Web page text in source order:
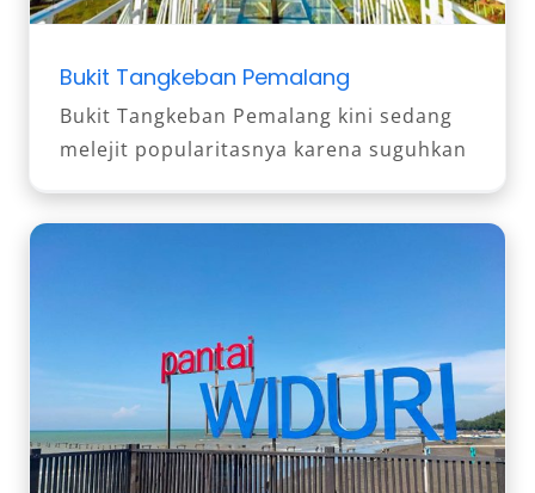
Bukit Tangkeban Pemalang
Bukit Tangkeban Pemalang kini sedang
melejit popularitasnya karena suguhkan